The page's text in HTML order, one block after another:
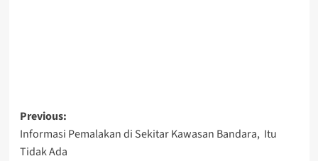
Post
navigation
Previous:
Informasi Pemalakan di Sekitar Kawasan Bandara, Itu
Tidak Ada